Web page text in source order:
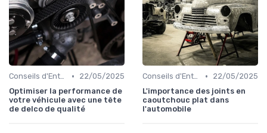
Conseils d'Entretien Auto •
22/05/2025
Optimiser la performance de
votre véhicule avec une tête
de delco de qualité
Conseils d'Entretien Auto •
22/05/2025
L'importance des joints en
caoutchouc plat dans
l'automobile